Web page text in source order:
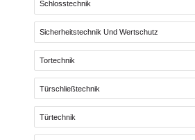
Schlosstechnik
Sicherheitstechnik Und Wertschutz
Tortechnik
Türschließtechnik
Türtechnik